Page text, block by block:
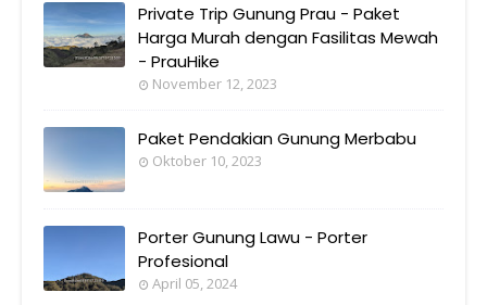
Private Trip Gunung Prau - Paket
Harga Murah dengan Fasilitas Mewah
- PrauHike
November 12, 2023
Paket Pendakian Gunung Merbabu
Oktober 10, 2023
Porter Gunung Lawu - Porter
Profesional
April 05, 2024